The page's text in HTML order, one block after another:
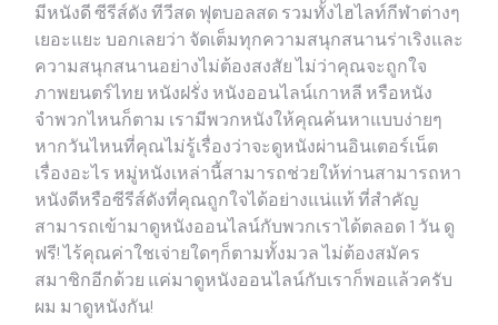
มีหนังดี ซีรีส์ดัง ทีวีสด ฟุตบอลสด รวมทั้งไฮไลท์กีฬาต่างๆ
เยอะแยะ บอกเลยว่า จัดเต็มทุกความสนุกสนานร่าเริงและ
ความสนุกสนานอย่างไม่ต้องสงสัย ไม่ว่าคุณจะถูกใจ
ภาพยนตร์ไทย หนังฝรั่ง หนังออนไลน์เกาหลี หรือหนัง
จำพวกไหนก็ตาม เรามีพวกหนังให้คุณค้นหาแบบง่ายๆ
หากวันไหนที่คุณไม่รู้เรื่องว่าจะดูหนังผ่านอินเตอร์เน็ต
เรื่องอะไร หมู่หนังเหล่านี้สามารถช่วยให้ท่านสามารถหา
หนังดีหรือซีรีส์ดังที่คุณถูกใจได้อย่างแน่แท้ ที่สำคัญ
สามารถเข้ามาดูหนังออนไลน์กับพวกเราได้ตลอด 1 วัน ดู
ฟรี! ไร้คุณค่าใชเจ่ายใดๆก็ตามทั้งมวล ไม่ต้องสมัคร
สมาชิกอีกด้วย แค่มาดูหนังออนไลน์กับเราก็พอแล้วครับ
ผม มาดูหนังกัน!